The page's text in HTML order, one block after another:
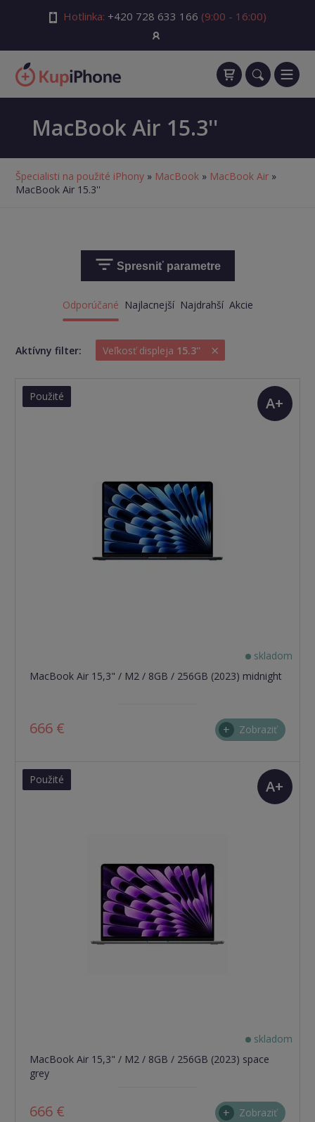
Hotlinka: +420 728 633 166 (9:00 - 16:00)
MacBook Air 15.3''
Špecialisti na použité iPhony » MacBook » MacBook Air »
MacBook Air 15.3''
Spresniť parametre
Odporúčané Najlacnejší Najdrahší Akcie
Aktívny filter: Veľkosť displeja 15.3'' ×
Použité
A+
skladom
MacBook Air 15,3" / M2 / 8GB / 256GB (2023) midnight
666 € Zobraziť
Použité
A+
skladom
MacBook Air 15,3" / M2 / 8GB / 256GB (2023) space
grey
666 € Zobraziť